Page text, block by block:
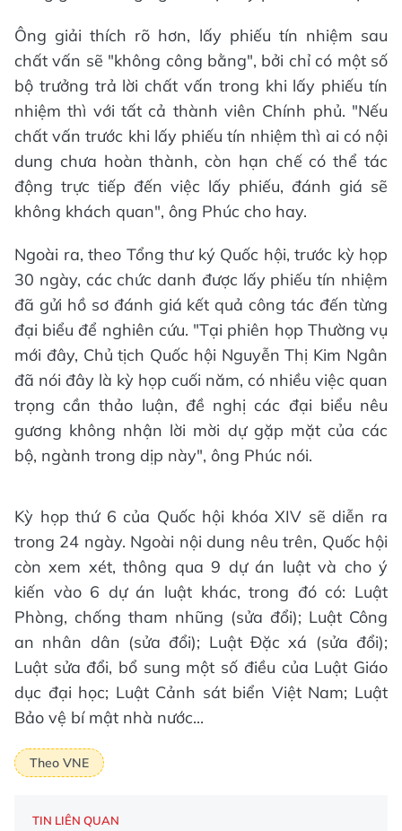
Ông giải thích rõ hơn, lấy phiếu tín nhiệm sau
chất vấn sẽ "không công bằng", bởi chỉ có một số
bộ trưởng trả lời chất vấn trong khi lấy phiếu tín
nhiệm thì với tất cả thành viên Chính phủ. "Nếu
chất vấn trước khi lấy phiếu tín nhiệm thì ai có nội
dung chưa hoàn thành, còn hạn chế có thể tác
động trực tiếp đến việc lấy phiếu, đánh giá sẽ
không khách quan", ông Phúc cho hay.
Ngoài ra, theo Tổng thư ký Quốc hội, trước kỳ họp
30 ngày, các chức danh được lấy phiếu tín nhiệm
đã gửi hồ sơ đánh giá kết quả công tác đến từng
đại biểu để nghiên cứu. "Tại phiên họp Thường vụ
mới đây, Chủ tịch Quốc hội Nguyễn Thị Kim Ngân
đã nói đây là kỳ họp cuối năm, có nhiều việc quan
trọng cần thảo luận, đề nghị các đại biểu nêu
gương không nhận lời mời dự gặp mặt của các
bộ, ngành trong dịp này", ông Phúc nói.
Kỳ họp thứ 6 của Quốc hội khóa XIV sẽ diễn ra
trong 24 ngày. Ngoài nội dung nêu trên, Quốc hội
còn xem xét, thông qua 9 dự án luật và cho ý
kiến vào 6 dự án luật khác, trong đó có: Luật
Phòng, chống tham nhũng (sửa đổi); Luật Công
an nhân dân (sửa đổi); Luật Đặc xá (sửa đổi);
Luật sửa đổi, bổ sung một số điều của Luật Giáo
dục đại học; Luật Cảnh sát biển Việt Nam; Luật
Bảo vệ bí mật nhà nước...
Theo VNE
TIN LIÊN QUAN